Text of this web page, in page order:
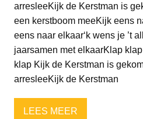
arresleeKijk de Kerstman is
een kerstboom meeKijk eens
eens naar elkaar‘k wens je ’t
jaarsamen met elkaarKlap
klap Kijk de Kerstman is
arresleeKijk de Kerstman
LEES MEER